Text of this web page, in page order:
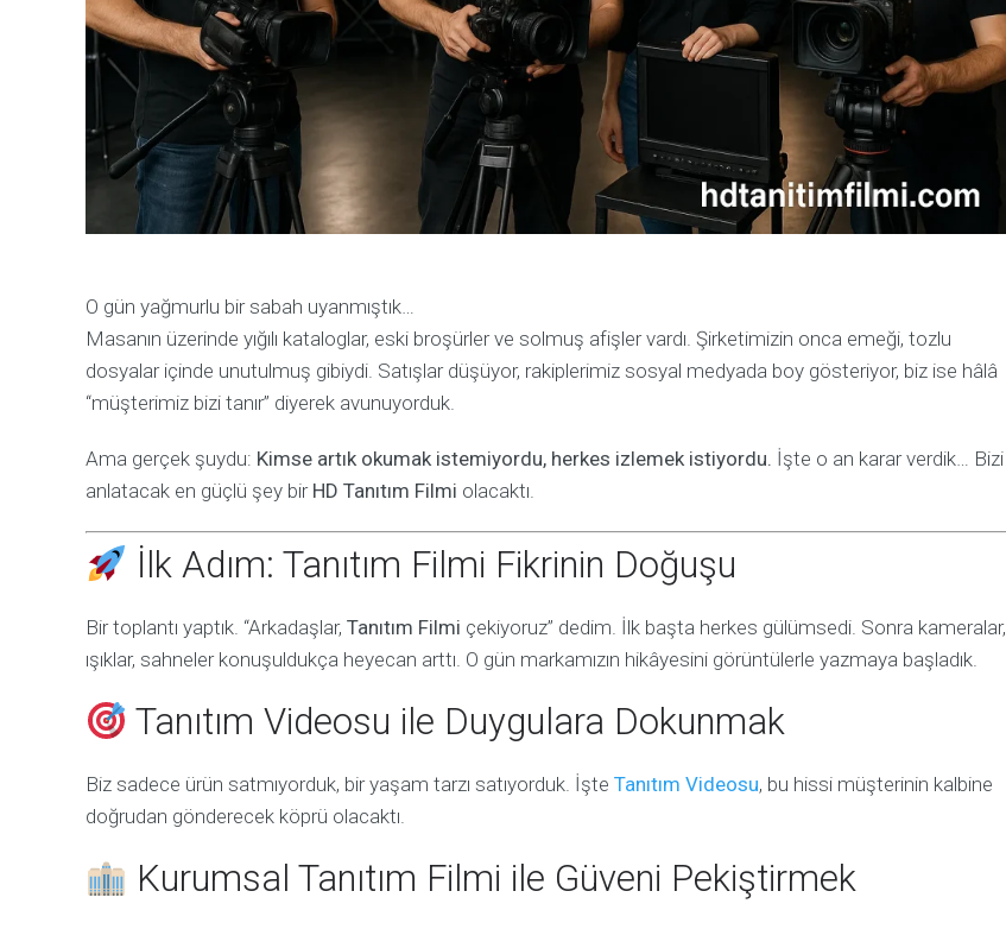
O gün yağmurlu bir sabah uyanmıştık…
Masanın üzerinde yığılı kataloglar, eski broşürler ve solmuş afişler vardı. Şirketimizin onca emeği, tozlu
dosyalar içinde unutulmuş gibiydi. Satışlar düşüyor, rakiplerimiz sosyal medyada boy gösteriyor, biz ise hâlâ
“müşterimiz bizi tanır” diyerek avunuyorduk.
Ama gerçek şuydu: Kimse artık okumak istemiyordu, herkes izlemek istiyordu. İşte o an karar verdik… Bizi
anlatacak en güçlü şey bir HD Tanıtım Filmi olacaktı.
İlk Adım: Tanıtım Filmi Fikrinin Doğuşu
Bir toplantı yaptık. “Arkadaşlar, Tanıtım Filmi çekiyoruz” dedim. İlk başta herkes gülümsedi. Sonra kameralar,
ışıklar, sahneler konuşuldukça heyecan arttı. O gün markamızın hikâyesini görüntülerle yazmaya başladık.
Tanıtım Videosu ile Duygulara Dokunmak
Biz sadece ürün satmıyorduk, bir yaşam tarzı satıyorduk. İşte Tanıtım Videosu, bu hissi müşterinin kalbine
doğrudan gönderecek köprü olacaktı.
Kurumsal Tanıtım Filmi ile Güveni Pekiştirmek